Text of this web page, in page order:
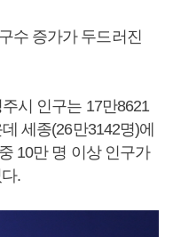
수 증가가 두드러진
시 인구는 17만8621
세종(26만3142명)에
10만 명 이상 인구가
.